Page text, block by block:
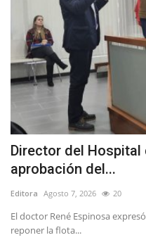
Director del Hospital
aprobación del...
Editora Agosto 7, 2026 20
El doctor René Espinosa
reponer la flota...